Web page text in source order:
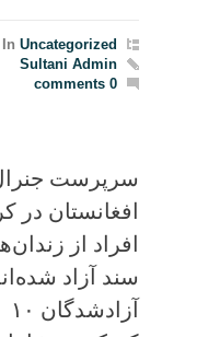
In Uncategorized
Sultani Admin
0 comments
سرپرست
افغانستان در
افراد از
سند آزاد
آزادشدگان ۱۰